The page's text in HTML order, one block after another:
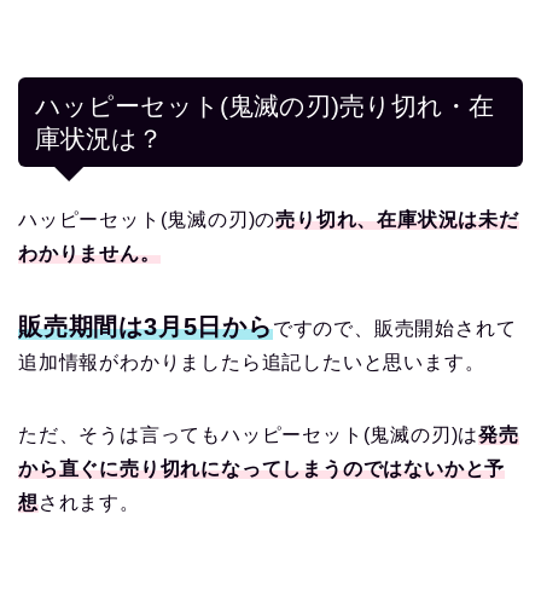
ハッピーセット(鬼滅の刃)売り切れ・在
庫状況は？
ハッピーセット(鬼滅の刃)の売り切れ、在庫状況は未だ
わかりません。
販売期間は3月5日からですので、販売開始されて
追加情報がわかりましたら追記したいと思います。
ただ、そうは言ってもハッピーセット(鬼滅の刃)は発売
から直ぐに売り切れになってしまうのではないかと予
想されます。